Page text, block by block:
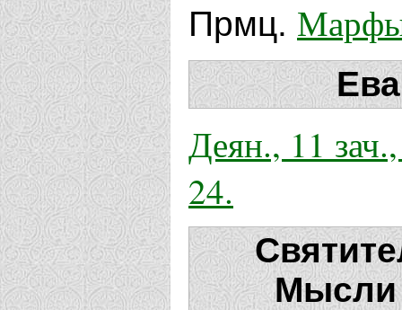
Прмц.
Деян., 11
24.
Мысли